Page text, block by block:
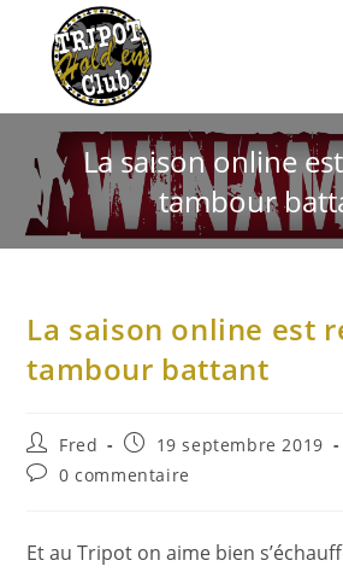
La saison online
tambour
La saison online est
tambour battant
Fred 19 septembre 2019
0 commentaire
Et au Tripot on aime bien